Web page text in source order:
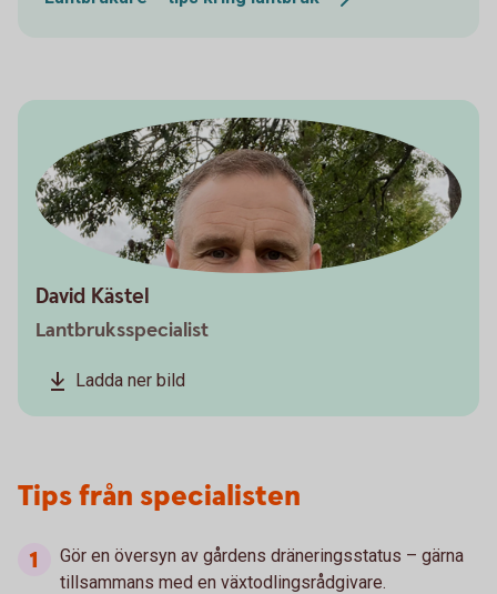
David Kästel
Lantbruksspecialist
Ladda ner bild
Tips från specialisten
Gör en översyn av gårdens dräneringsstatus – gärna
tillsammans med en växtodlingsrådgivare.